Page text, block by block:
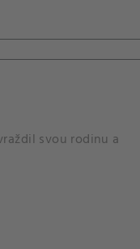
svou rodinu a